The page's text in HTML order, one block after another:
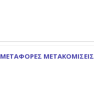
ΜΕΤΑΦΟΡΕΣ ΜΕΤΑΚΟΜΙΣΕΙΣ